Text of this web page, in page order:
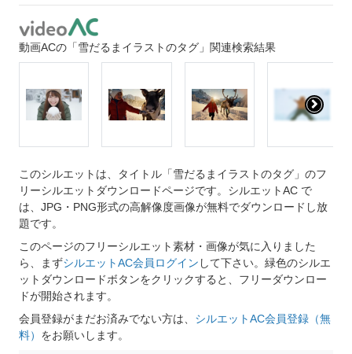
動画ACの「雪だるまイラストのタグ」関連検索結果
このシルエットは、タイトル「雪だるまイラストのタグ」のフ
リーシルエットダウンロードページです。シルエットAC で
は、JPG・PNG形式の高解像度画像が無料でダウンロードし放
題です。
このページのフリーシルエット素材・画像が気に入りました
ら、まずシルエットAC会員ログイン して下さい。緑色のシルエ
ットダウンロードボタンをクリックすると、フリーダウンロー
ドが開始されます。
会員登録がまだお済みでない方は、 シルエットAC会員登録（無
料） をお願いします。